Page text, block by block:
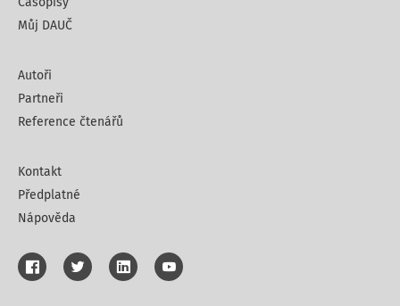
Můj DAUČ
Autoři
Partneři
Reference čtenářů
Kontakt
Předplatné
Nápověda